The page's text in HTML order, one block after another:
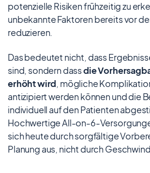
potenzielle Risiken frühzeitig zu
unbekannte Faktoren bereits vor
reduzieren.
Das bedeutet nicht, dass
sind, sondern dassdie
erhöht wird, mögliche
antizipiert werden können und die
individuell auf den Patienten
Hochwertige All-on-6-
sich heute durch sorgfältige
Planung aus, nicht durch